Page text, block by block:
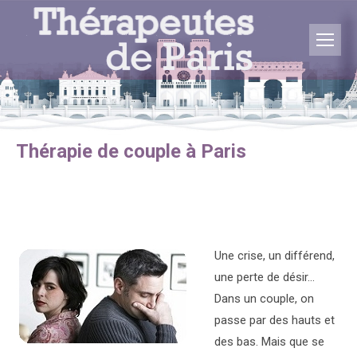
Vous êtes ici :
Thérapie de couple à Paris
Une crise, un différend,
une perte de désir…
Dans un couple, on
passe par des hauts et
des bas. Mais que se